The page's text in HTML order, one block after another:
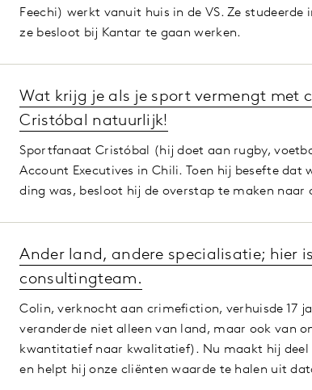
Feechi) werkt vanuit huis in de VS. Ze
ze besloot bij Kantar te gaan werken.
Wat krijg je als je sport vermengt met
Cristóbal natuurlijk!
Sportfanaat Cristóbal (hij doet aan rugby,
Account Executives in Chili. Toen hij besefte dat
ding was, besloot hij de overstap te maken naar
Ander land, andere specialisatie; hier
consultingteam.
Colin, verknocht aan crimefiction, verhuisde 17
veranderde niet alleen van land, maar ook van
kwantitatief naar kwalitatief). Nu maakt hij deel
en helpt hij onze cliënten waarde te halen uit